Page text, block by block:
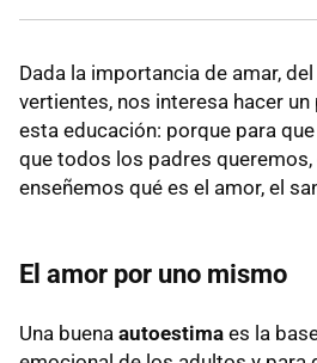
Dada la importancia de amar,
vertientes, nos interesa hacer
esta educación: porque para
que todos los padres queremos,
enseñemos qué es el amor, el
El amor por uno mismo
Una buena autoestima es la